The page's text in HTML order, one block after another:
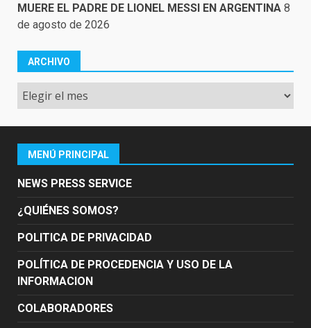
MUERE EL PADRE DE LIONEL MESSI EN ARGENTINA 8
de agosto de 2026
ARCHIVO
Archivo
MENÚ PRINCIPAL
NEWS PRESS SERVICE
¿QUIÉNES SOMOS?
POLITICA DE PRIVACIDAD
POLÍTICA DE PROCEDENCIA Y USO DE LA
INFORMACION
COLABORADORES